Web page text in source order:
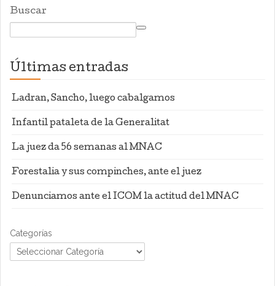
Buscar
Últimas entradas
Ladran, Sancho, luego cabalgamos
Infantil pataleta de la Generalitat
La juez da 56 semanas al MNAC
Forestalia y sus compinches, ante el juez
Denunciamos ante el ICOM la actitud del MNAC
Categorías